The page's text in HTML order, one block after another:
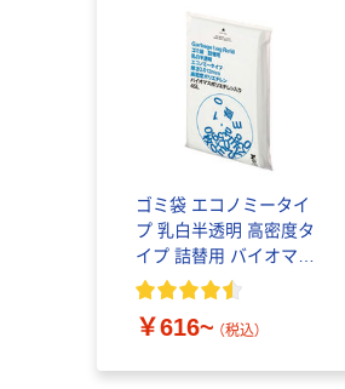
ゴミ袋 エコノミータイ
プ 乳白半透明 高密度タ
イプ 詰替用 バイオマス
素材10％配合
￥616~ （税込）